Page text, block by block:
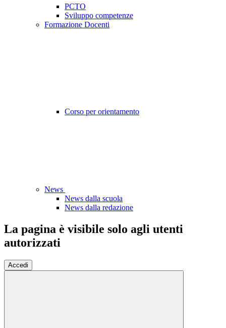
PCTO
Sviluppo competenze
Formazione Docenti
Corso per orientamento
News
News dalla scuola
News dalla redazione
La pagina è visibile solo agli utenti
autorizzati
Accedi